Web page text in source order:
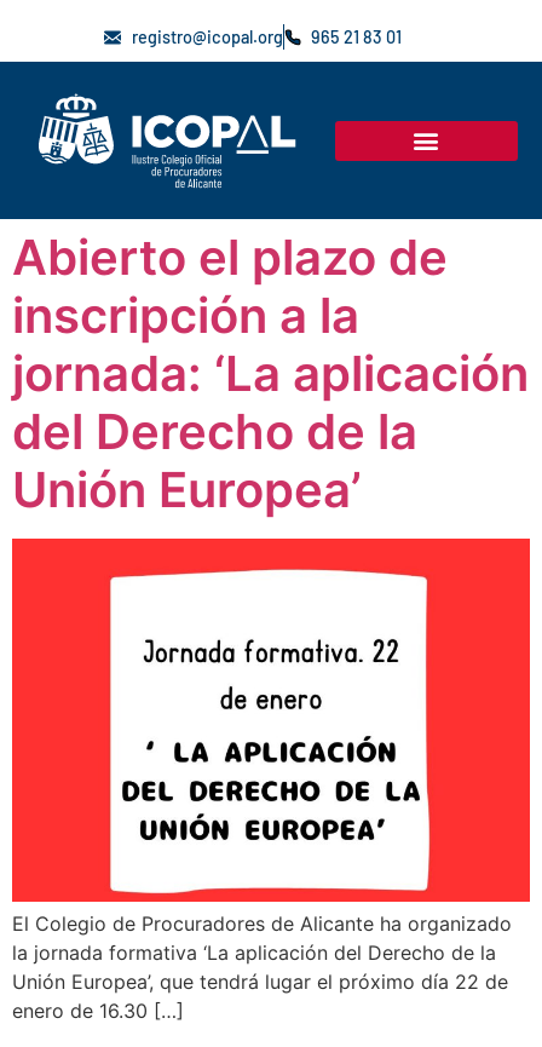
registro@icopal.org 965 21 83 01
Abierto el plazo de
inscripción a la
jornada: ‘La aplicación
del Derecho de la
Unión Europea’
El Colegio de Procuradores de Alicante ha organizado
la jornada formativa ‘La aplicación del Derecho de la
Unión Europea’, que tendrá lugar el próximo día 22 de
enero de 16.30 […]